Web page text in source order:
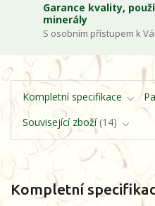
Garance kvality,
minerály
S osobním přístupem k
Kompletní specifikace
Související zboží 14
Kompletní